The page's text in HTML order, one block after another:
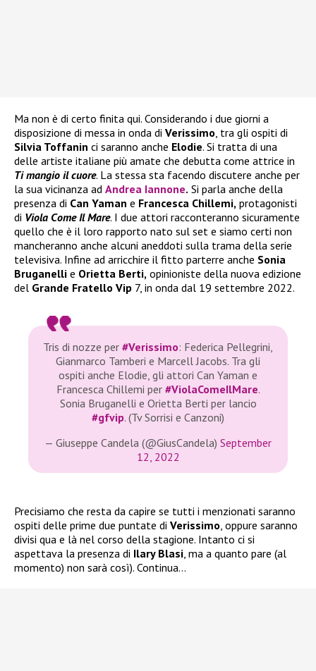
Ma non è di certo finita qui. Considerando i due giorni a
disposizione di messa in onda di Verissimo, tra gli ospiti di
Silvia Toffanin ci saranno anche Elodie. Si tratta di una
delle artiste italiane più amate che debutta come attrice in
Ti mangio il cuore. La stessa sta facendo discutere anche per
la sua vicinanza ad Andrea Iannone. Si parla anche della
presenza di Can Yaman e Francesca Chillemi, protagonisti
di Viola Come Il Mare. I due attori racconteranno sicuramente
quello che è il loro rapporto nato sul set e siamo certi non
mancheranno anche alcuni aneddoti sulla trama della serie
televisiva. Infine ad arricchire il fitto parterre anche Sonia
Bruganelli e Orietta Berti, opinioniste della nuova edizione
del Grande Fratello Vip 7, in onda dal 19 settembre 2022.
Tris di nozze per #Verissimo: Federica Pellegrini,
Gianmarco Tamberi e Marcell Jacobs. Tra gli
ospiti anche Elodie, gli attori Can Yaman e
Francesca Chillemi per #ViolaComeIlMare.
Sonia Bruganelli e Orietta Berti per lancio
#gfvip. (Tv Sorrisi e Canzoni)
— Giuseppe Candela (@GiusCandela) September
12, 2022
Precisiamo che resta da capire se tutti i menzionati saranno
ospiti delle prime due puntate di Verissimo, oppure saranno
divisi qua e là nel corso della stagione. Intanto ci si
aspettava la presenza di Ilary Blasi, ma a quanto pare (al
momento) non sarà così). Continua…